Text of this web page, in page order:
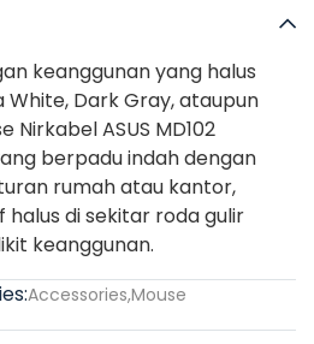
keanggunan yang halus
Dark Gray, ataupun
Nirkabel ASUS MD102
berpadu indah dengan
rumah atau kantor,
di sekitar roda gulir
keanggunan.
Accessories,Mouse